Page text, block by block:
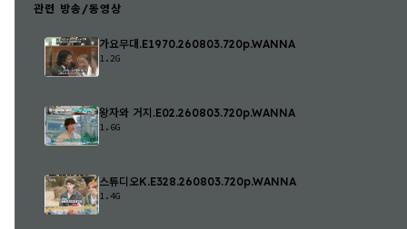
관련 방송/동영상
가요무대.E1970.260803.720p.WANNA
1.2G
왕자와 거지.E02.260803.720p.WANNA
1.6G
스튜디오K.E328.260803.720p.WANNA
1.4G